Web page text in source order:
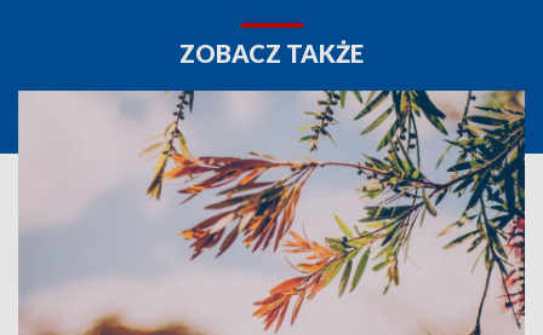
ZOBACZ TAKŻE